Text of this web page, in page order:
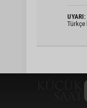
UYARI:
Türkçe